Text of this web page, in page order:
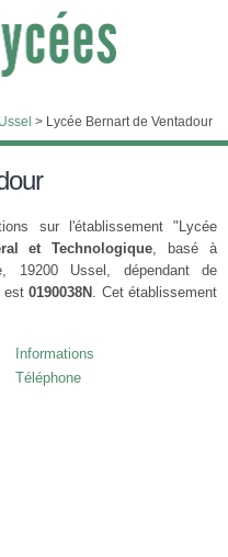
Ussel > Lycée Bernart de Ventadour
sur l'établissement "Lycée
et Technologique, basé à
19200 Ussel, dépendant de
est0190038N . Cet établissement
Informations
Téléphone